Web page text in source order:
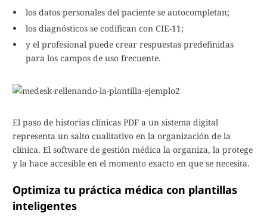
los datos personales del paciente se autocompletan;
los diagnósticos se codifican con CIE-11;
y el profesional puede crear respuestas predefinidas
para los campos de uso frecuente.
El paso de historias clínicas PDF a un sistema digital
representa un salto cualitativo en la organización de la
clínica. El software de gestión médica la organiza, la protege
y la hace accesible en el momento exacto en que se necesita.
Optimiza tu práctica médica con plantillas
inteligentes